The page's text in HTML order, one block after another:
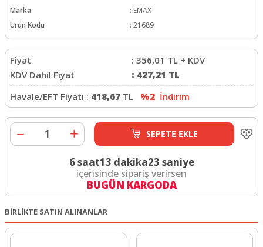
Marka : EMAX
Ürün Kodu
: 21689
Fiyat : 356,01 TL + KDV
KDV Dahil Fiyat
: 427,21 TL
Havale/EFT Fiyatı : 418,67 TL %2 İndirim
SEPETE EKLE
6 saat13 dakika22 saniye
içerisinde sipariş verirsen
BUGÜN KARGODA
BİRLİKTE SATIN ALINANLAR